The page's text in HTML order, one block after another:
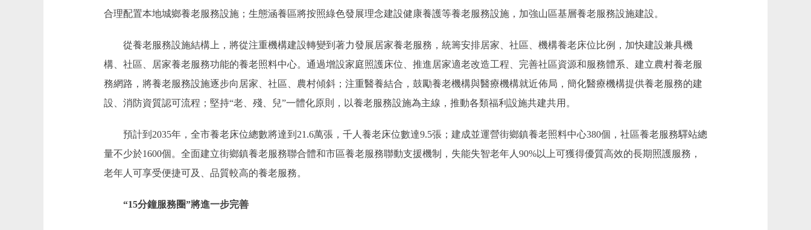
合理配置本地城鄉養老服務設施；生態涵養區將按照綠色發展理念建設健康養護等養老服務設施，加強山區基層養老服務設施建設。
從養老服務設施結構上，將從注重機構建設轉變到著力發展居家養老服務，統籌安排居家、社區、機構養老床位比例，加快建設兼具機
構、社區、居家養老服務功能的養老照料中心。通過增設家庭照護床位、推進居家適老改造工程、完善社區資源和服務體系、建立農村養老服
務網路，將養老服務設施逐步向居家、社區、農村傾斜；注重醫養結合，鼓勵養老機構與醫療機構就近佈局，簡化醫療機構提供養老服務的建
設、消防資質認可流程；堅持“老、殘、兒”一體化原則，以養老服務設施為主線，推動各類福利設施共建共用。
預計到2035年，全市養老床位總數將達到21.6萬張，千人養老床位數達9.5張；建成並運營街鄉鎮養老照料中心380個，社區養老服務驛站總
量不少於1600個。全面建立街鄉鎮養老服務聯合體和市區養老服務聯動支援機制，失能失智老年人90%以上可獲得優質高效的長期照護服務，
老年人可享受便捷可及、品質較高的養老服務。
“15分鐘服務圈”將進一步完善